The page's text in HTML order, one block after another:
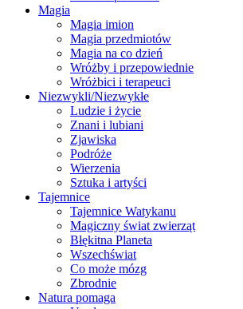
Magia
Magia imion
Magia przedmiotów
Magia na co dzień
Wróżby i przepowiednie
Wróżbici i terapeuci
Niezwykli/Niezwykłe
Ludzie i życie
Znani i lubiani
Zjawiska
Podróże
Wierzenia
Sztuka i artyści
Tajemnice
Tajemnice Watykanu
Magiczny świat zwierząt
Błękitna Planeta
Wszechświat
Co może mózg
Zbrodnie
Natura pomaga